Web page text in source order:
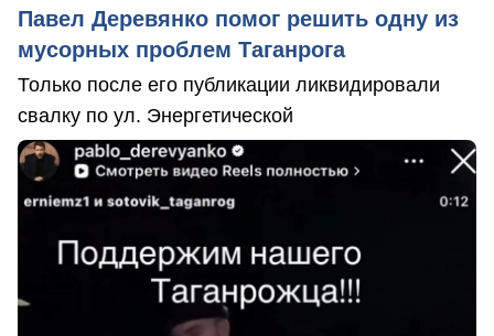
Павел Деревянко помог решить одну из
мусорных проблем Таганрога
Только после его публикации ликвидировали
свалку по ул. Энергетической